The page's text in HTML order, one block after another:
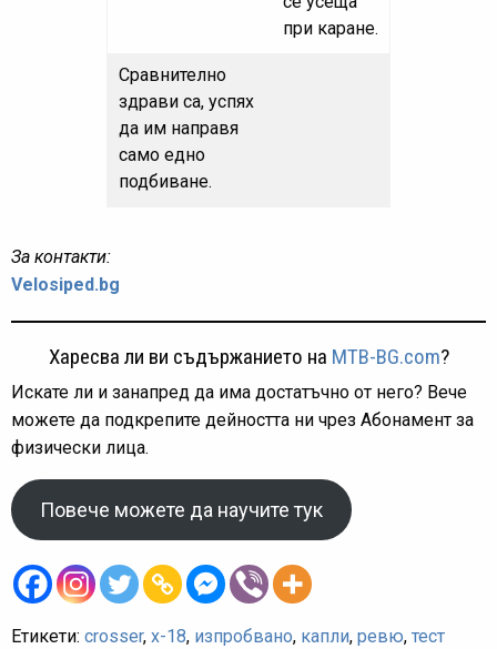
при каране.
Сравнително
здрави са, успях
да им направя
само едно
подбиване.
За контакти:
Velosiped.bg
Харесва ли ви съдържанието на MTB-BG.com?
Искате ли и занапред да има достатъчно от него? Вече
можете да подкрепите дейността ни чрез Абонамент за
физически лица.
Повече можете да научите тук
Етикети: crosser, x-18, изпробвано, капли, ревю, тест